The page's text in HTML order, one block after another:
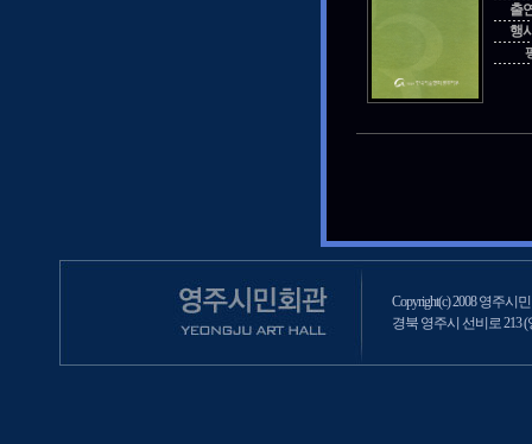
출
행
Copyright(c) 2008 영주시
경북 영주시 선비로 213 (